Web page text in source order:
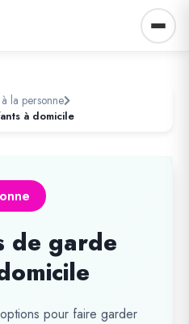
la personne
à domicile
de garde
pour faire garder